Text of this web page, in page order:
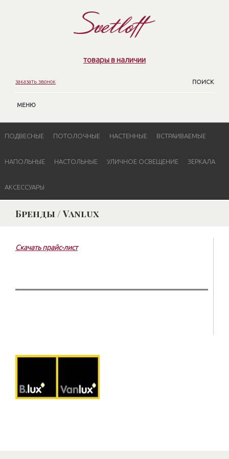
товары в наличии
заказать звонок ПОИСК
МЕНЮ
ПОДВЕСНЫЕ ПОТОЛОЧНЫЕ НАСТЕННЫЕ ВСТРАИВАЕМЫЕ
НАПОЛЬНЫЕ НАСТОЛЬНЫЕ УЛИЧНОЕ ОСВЕЩЕНИЕ ЗЕРКАЛА
АКСЕССУАРЫ
Бренды / Vanlux
Скачать прайс-лист